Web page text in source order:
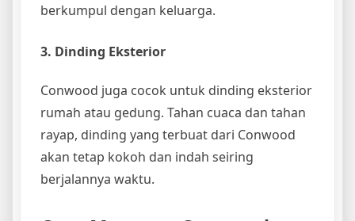
berkumpul dengan keluarga.
3. Dinding Eksterior
Conwood juga cocok untuk dinding eksterior
rumah atau gedung. Tahan cuaca dan tahan
rayap, dinding yang terbuat dari Conwood
akan tetap kokoh dan indah seiring
berjalannya waktu.